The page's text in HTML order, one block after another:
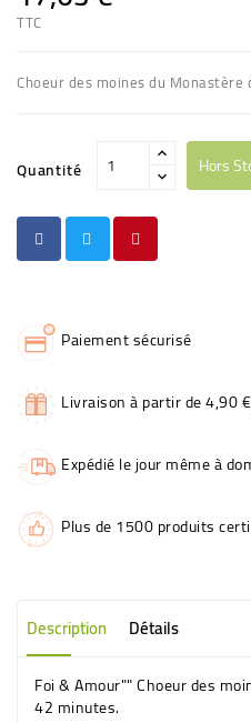
TTC
Choeur des moines du Monastère
Quantité Hors
Paiement sécurisé
Livraison à partir de 4,90
Expédié le jour même à
Plus de 1500 produits
Description Détails
Foi & Amour"" Choeur des
42 minutes.